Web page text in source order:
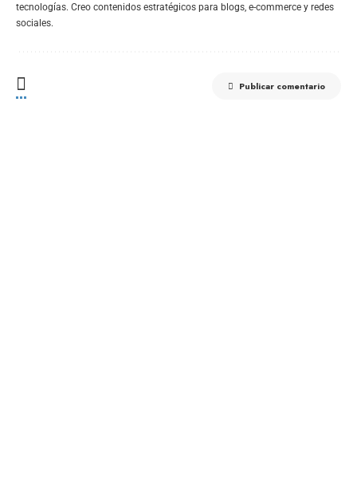
tecnologías. Creo contenidos estratégicos para blogs, e-commerce y redes
sociales.
Publicar comentario